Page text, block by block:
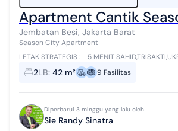
Apartment Cantik
Jembatan Besi, Jakarta Barat
Season City Apartment
LETAK STRATEGIS : - 5 MENIT
KAMPUS,KULINER - 7 MENIT TAMAN
MALL,IPEKA,KRISTOFORUS,KALAM KU...
2LB: 42 m² 9 Fasilitas
Diperbarui 3 minggu yang lalu oleh
Sie Randy Sinatra